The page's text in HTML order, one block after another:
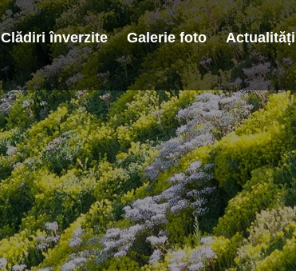
Clădiri înverzite Galerie foto Actualități